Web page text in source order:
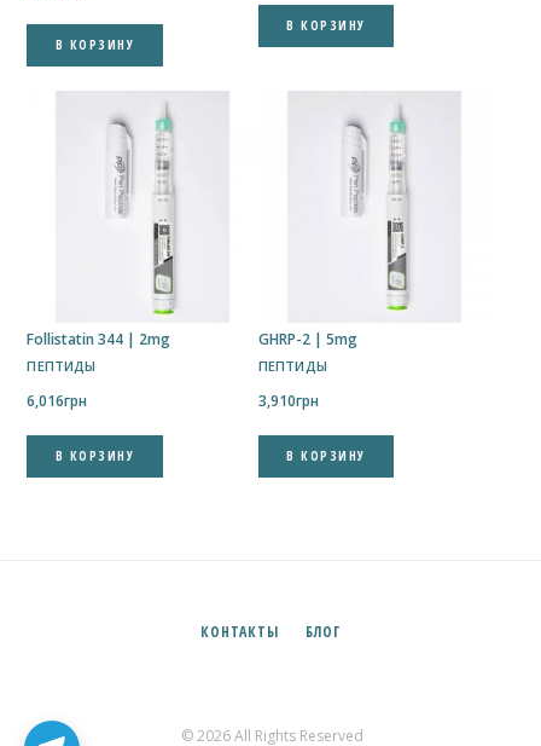
В КОРЗИНУ
В КОРЗИНУ
Follistatin 344 | 2mg
ПЕПТИДЫ
6,016грн
В КОРЗИНУ
GHRP-2 | 5mg
ПЕПТИДЫ
3,910грн
В КОРЗИНУ
КОНТАКТЫ БЛОГ
© 2026 All Rights Reserved